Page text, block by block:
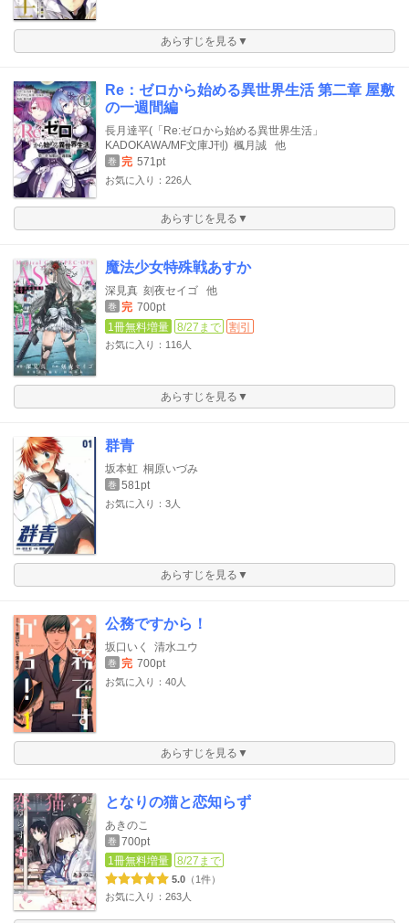
あらすじを見る▼
Re：ゼロから始める異世界生活 第二章 屋敷
の一週間編
長月達平(「Re:ゼロから始める異世界生活」
KADOKAWA/MF文庫J刊) 楓月誠 他
巻 完 571pt
お気に入り：226人
あらすじを見る▼
魔法少女特殊戦あすか
深見真 刻夜セイゴ 他
巻 完 700pt
1冊無料増量
8/27まで 割引
お気に入り：116人
あらすじを見る▼
群青
坂本虹 桐原いづみ
巻 581pt
お気に入り：3人
あらすじを見る▼
公務ですから！
坂口いく 清水ユウ
巻 完 700pt
お気に入り：40人
あらすじを見る▼
となりの猫と恋知らず
あきのこ
巻 700pt
1冊無料増量
8/27まで
5.0 （1件）
お気に入り：263人